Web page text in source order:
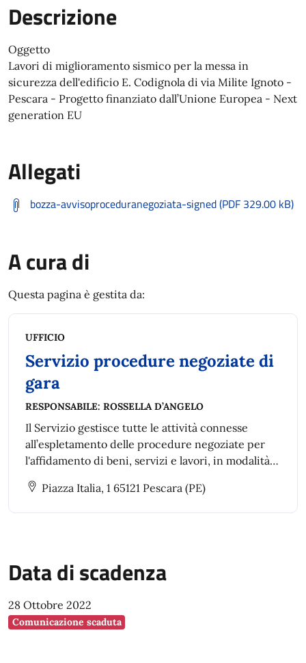
Descrizione
Oggetto
Lavori di miglioramento sismico per la messa in
sicurezza dell'edificio E. Codignola di via Milite Ignoto -
Pescara - Progetto finanziato dall’Unione Europea - Next
generation EU
Allegati
bozza-avvisoproceduranegoziata-signed (PDF 329.00 kB)
A cura di
Questa pagina è gestita da:
UFFICIO
Servizio procedure negoziate di
gara
RESPONSABILE: ROSSELLA D’ANGELO
Il Servizio gestisce tutte le attività connesse
all’espletamento delle procedure negoziate per
l'affidamento di beni, servizi e lavori, in modalità
telematica (piattaforma telematica del Comune di
Pescara o piattaforma telematica
AcquistinretePA).
Piazza Italia, 1 65121 Pescara (PE)
Data di scadenza
28 Ottobre 2022
Comunicazione scaduta